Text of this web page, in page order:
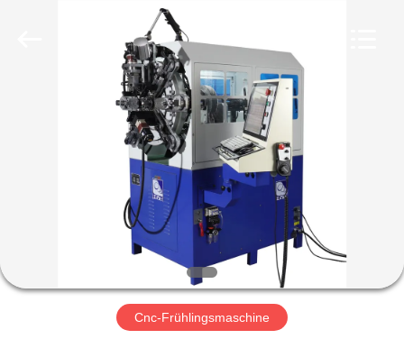
PRODUKTE
FABRIK-
AUSFLUG
Cnc-Frühlingsmaschine